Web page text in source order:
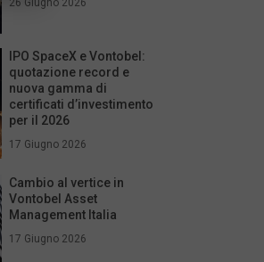
26 Giugno 2026
IPO SpaceX e Vontobel:
quotazione record e
nuova gamma di
certificati d’investimento
per il 2026
17 Giugno 2026
Cambio al vertice in
Vontobel Asset
Management Italia
17 Giugno 2026